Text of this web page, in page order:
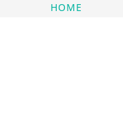
HOME